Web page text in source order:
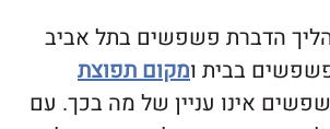
פשפשים בתל אביב
ומקום תפוצת
עניין של מה בכך. עם